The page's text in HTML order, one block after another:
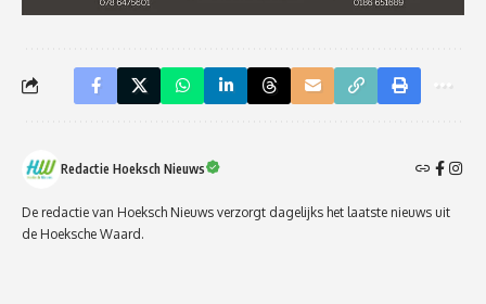
Redactie Hoeksch Nieuws
De redactie van Hoeksch Nieuws verzorgt dagelijks het laatste nieuws uit
de Hoeksche Waard.